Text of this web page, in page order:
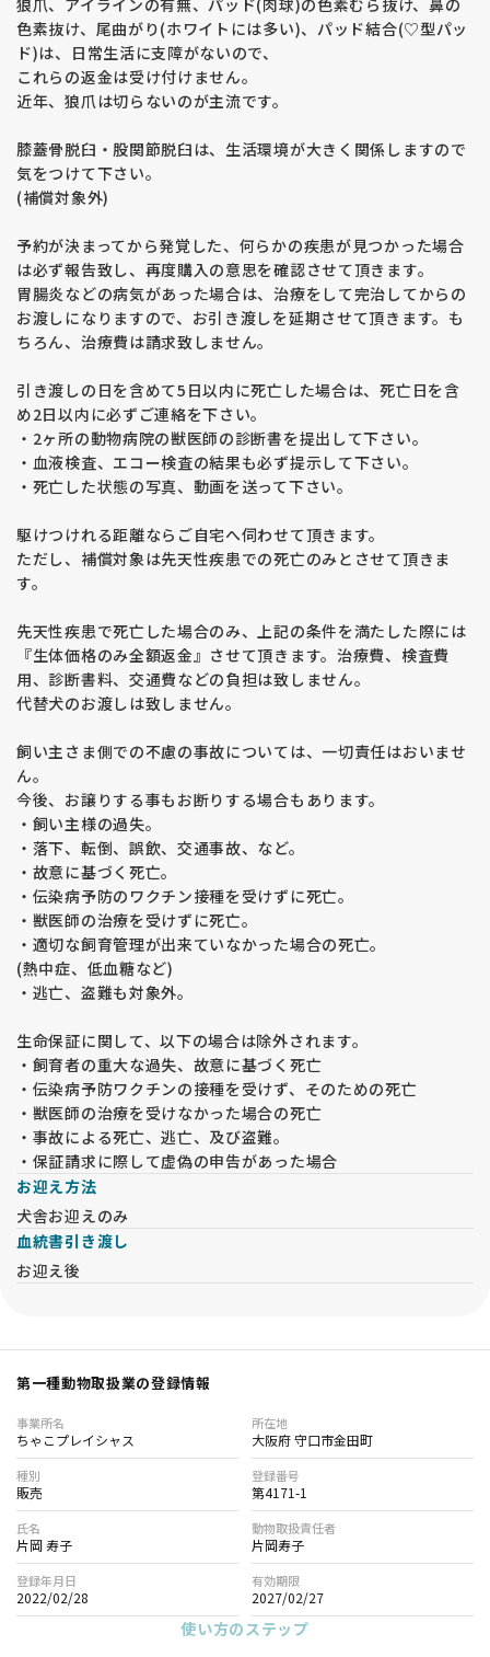
狼爪、アイラインの有無、パッド(肉球)の色素むら抜け、鼻の
色素抜け、尾曲がり(ホワイトには多い)、パッド結合(♡型パッ
ド)は、日常生活に支障がないので、
これらの返金は受け付けません。
近年、狼爪は切らないのが主流です。
膝蓋骨脱臼・股関節脱臼は、生活環境が大きく関係しますので
気をつけて下さい。
(補償対象外)
予約が決まってから発覚した、何らかの疾患が見つかった場合
は必ず報告致し、再度購入の意思を確認させて頂きます。
胃腸炎などの病気があった場合は、治療をして完治してからの
お渡しになりますので、お引き渡しを延期させて頂きます。も
ちろん、治療費は請求致しません。
引き渡しの日を含めて5日以内に死亡した場合は、死亡日を含
め2日以内に必ずご連絡を下さい。
・2ヶ所の動物病院の獣医師の診断書を提出して下さい。
・血液検査、エコー検査の結果も必ず提示して下さい。
・死亡した状態の写真、動画を送って下さい。
駆けつけれる距離ならご自宅へ伺わせて頂きます。
ただし、補償対象は先天性疾患での死亡のみとさせて頂きま
す。
先天性疾患で死亡した場合のみ、上記の条件を満たした際には
『生体価格のみ全額返金』させて頂きます。治療費、検査費
用、診断書料、交通費などの負担は致しません。
代替犬のお渡しは致しません。
飼い主さま側での不慮の事故については、一切責任はおいませ
ん。
今後、お譲りする事もお断りする場合もあります。
・飼い主様の過失。
・落下、転倒、誤飲、交通事故、など。
・故意に基づく死亡。
・伝染病予防のワクチン接種を受けずに死亡。
・獣医師の治療を受けずに死亡。
・適切な飼育管理が出来ていなかった場合の死亡。
(熱中症、低血糖など)
・逃亡、盗難も対象外。
生命保証に関して、以下の場合は除外されます。
・飼育者の重大な過失、故意に基づく死亡
・伝染病予防ワクチンの接種を受けず、そのための死亡
・獣医師の治療を受けなかった場合の死亡
・事故による死亡、逃亡、及び盗難。
・保証請求に際して虚偽の申告があった場合
お迎え方法
犬舎お迎えのみ
血統書引き渡し
お迎え後
第一種動物取扱業の登録情報
事業所名
ちゃこプレイシャス
所在地
大阪府 守口市金田町
種別
販売
登録番号
第4171-1
氏名
片岡 寿子
動物取扱責任者
片岡寿子
登録年月日
2022/02/28
有効期限
2027/02/27
使い方のステップ